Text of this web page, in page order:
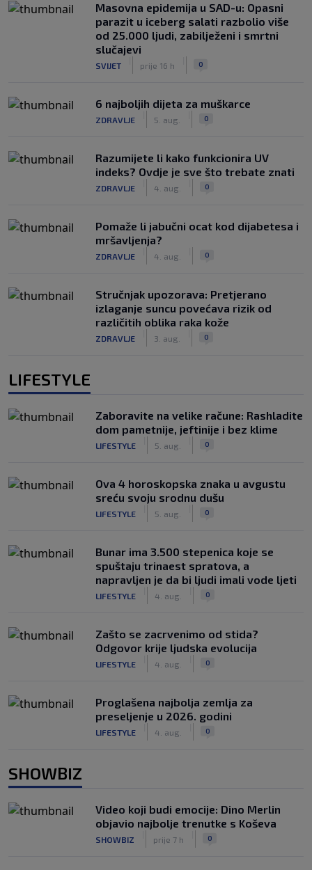
Masovna epidemija u SAD-u: Opasni
parazit u iceberg salati razbolio više
od 25.000 ljudi, zabilježeni i smrtni
slučajevi
SVIJET prije 16 h 0
6 najboljih dijeta za muškarce
ZDRAVLJE 5. aug. 0
Razumijete li kako funkcionira UV
indeks? Ovdje je sve što trebate znati
ZDRAVLJE 4. aug. 0
Pomaže li jabučni ocat kod dijabetesa i
mršavljenja?
ZDRAVLJE 4. aug. 0
Stručnjak upozorava: Pretjerano
izlaganje suncu povećava rizik od
različitih oblika raka kože
ZDRAVLJE 3. aug. 0
LIFESTYLE
Zaboravite na velike račune: Rashladite
dom pametnije, jeftinije i bez klime
LIFESTYLE 5. aug. 0
Ova 4 horoskopska znaka u avgustu
sreću svoju srodnu dušu
LIFESTYLE 5. aug. 0
Bunar imа 3.500 stepenica koje se
spuštaju trinaest spratova, a
napravljen je da bi ljudi imali vode ljeti
LIFESTYLE 4. aug. 0
Zašto se zacrvenimo od stida?
Odgovor krije ljudska evolucija
LIFESTYLE 4. aug. 0
Proglašena najbolja zemlja za
preseljenje u 2026. godini
LIFESTYLE 4. aug. 0
SHOWBIZ
Video koji budi emocije: Dino Merlin
objavio najbolje trenutke s Koševa
SHOWBIZ prije 7 h 0